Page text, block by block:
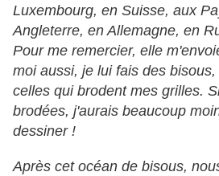
Luxembourg, en Suisse, aux
Angleterre, en Allemagne, en
Pour me remercier, elle
moi aussi, je lui fais des
celles qui brodent mes grilles.
brodées, j'aurais beaucoup
dessiner !
Après cet océan de bisous,